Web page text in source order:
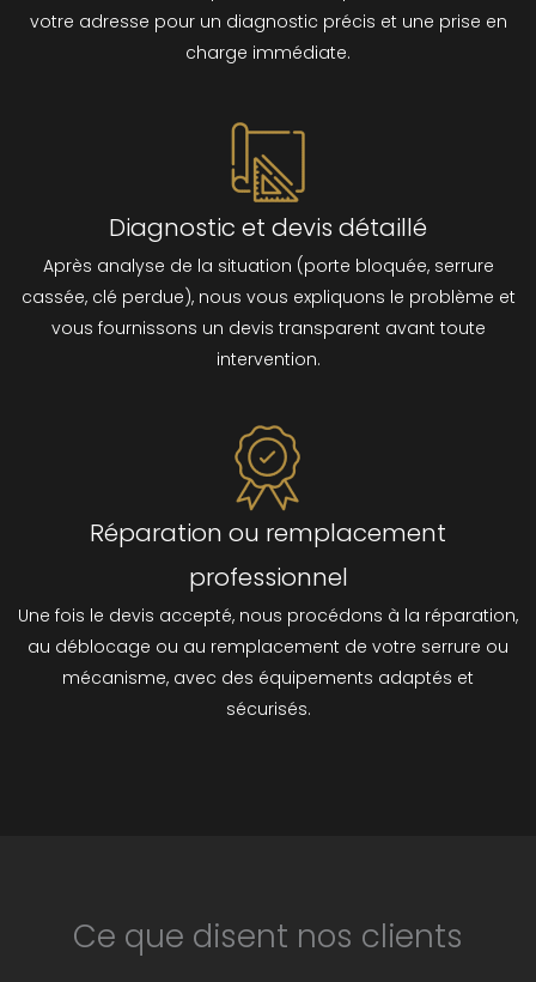
votre adresse pour un diagnostic précis et une prise en
charge immédiate.
Diagnostic et devis détaillé
Après analyse de la situation (porte bloquée, serrure
cassée, clé perdue), nous vous expliquons le problème et
vous fournissons un devis transparent avant toute
intervention.
Réparation ou remplacement
professionnel
Une fois le devis accepté, nous procédons à la réparation,
au déblocage ou au remplacement de votre serrure ou
mécanisme, avec des équipements adaptés et
sécurisés.
Ce que disent nos clients